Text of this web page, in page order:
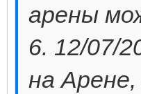
арены
6. 12/07/
на